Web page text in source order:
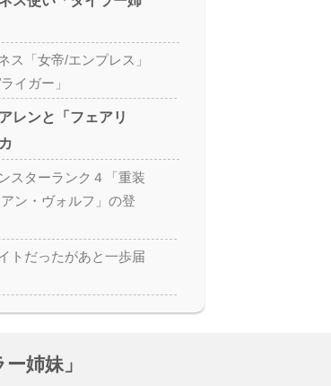
ス「女帝/エンプレス」
イガー」
レンと「フェアリ
スターランク４「重装
ン・ヴォルフ」の登
トだったがあと一歩届
姉妹」